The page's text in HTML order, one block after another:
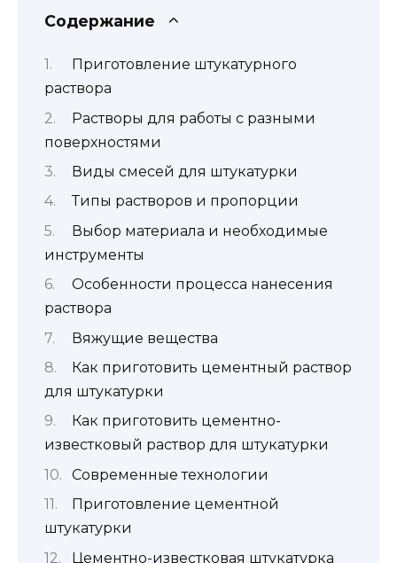
Содержание
Приготовление штукатурного
раствора
Растворы для работы с разными
поверхностями
Виды смесей для штукатурки
Типы растворов и пропорции
Выбор материала и необходимые
инструменты
Особенности процесса нанесения
раствора
Вяжущие вещества
Как приготовить цементный раствор
для штукатурки
Как приготовить цементно-
известковый раствор для штукатурки
Современные технологии
Приготовление цементной
штукатурки
Цементно-известковая штукатурка